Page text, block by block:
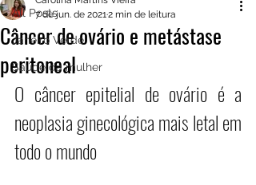
All Posts
Janeiro Verde
Saúde da mulher
Câncer de ovário e metástase
peritoneal
7 de jun. de 20212 min de leitura
O câncer epitelial de ovário é a
neoplasia ginecológica mais letal em
todo o mundo